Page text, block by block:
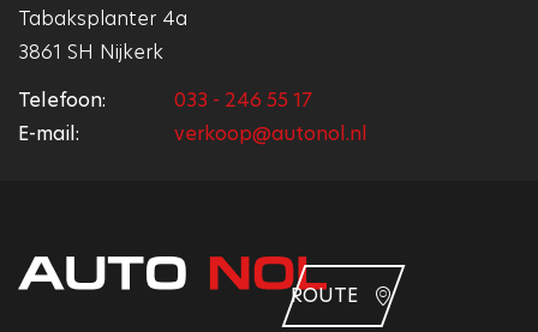
Tabaksplanter 4a
3861 SH Nijkerk
Telefoon:
033 - 246 55 17
E-mail:
verkoop@autonol.nl
ROUTE